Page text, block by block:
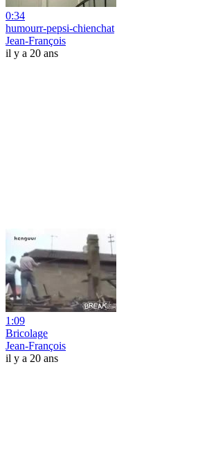
0:34
humourr-pepsi-chienchat
Jean-François
il y a 20 ans
1:09
Bricolage
Jean-François
il y a 20 ans